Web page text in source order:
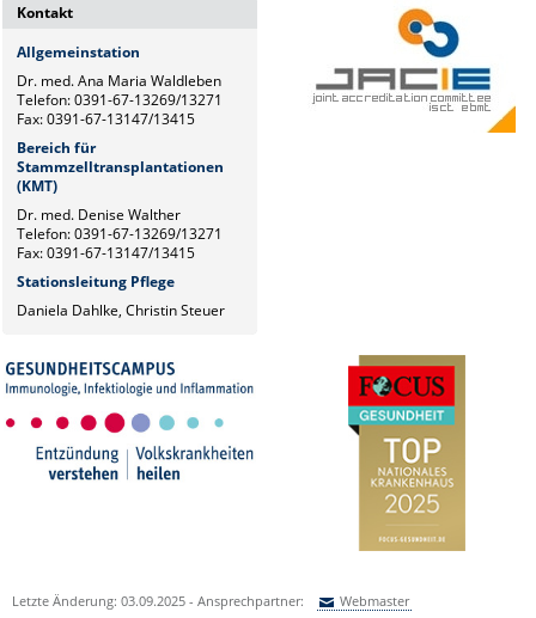
Kontakt
Allgemeinstation
Dr. med. Ana Maria Waldleben
Telefon: 0391-67-13269/13271
Fax: 0391-67-13147/13415
Bereich für
Stammzelltransplantationen
(KMT)
Dr. med. Denise Walther
Telefon: 0391-67-13269/13271
Fax: 0391-67-13147/13415
Stationsleitung Pflege
Daniela Dahlke, Christin Steuer
Letzte Änderung: 03.09.2025 - Ansprechpartner: Webmaster